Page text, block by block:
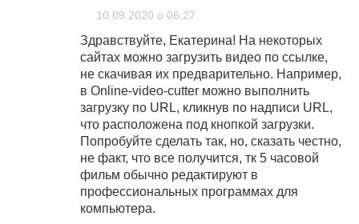
10.09.2020 о 06:27
Здравствуйте, Екатерина! На некоторых
сайтах можно загрузить видео по ссылке,
не скачивая их предварительно. Например,
в Online-video-cutter можно выполнить
загрузку по URL, кликнув по надписи URL,
что расположена под кнопкой загрузки.
Попробуйте сделать так, но, сказать честно,
не факт, что все получится, тк 5 часовой
фильм обычно редактируют в
профессиональных программах для
компьютера.